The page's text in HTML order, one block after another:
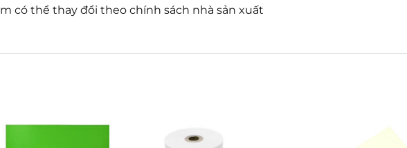
có thể thay đổi theo chính sách nhà sản xuất